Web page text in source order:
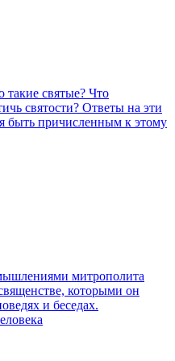
такие святые? Что
святости? Ответы на эти
быть причисленным к этому
митрополита
которыми он
и беседах.